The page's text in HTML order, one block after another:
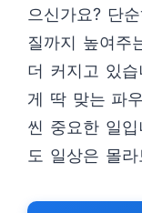
으신가요? 단
질까지 높여주
더 커지고 있
게 딱 맞는 파
씬 중요한 일
도 일상은 몰